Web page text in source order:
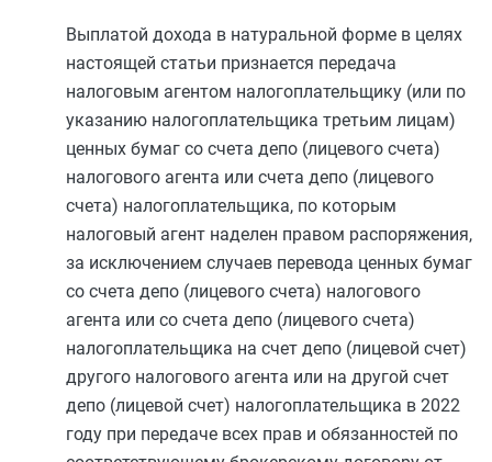
Выплатой дохода в натуральной форме в целях
настоящей статьи признается передача
налоговым агентом налогоплательщику (или по
указанию налогоплательщика третьим лицам)
ценных бумаг со счета депо (лицевого счета)
налогового агента или счета депо (лицевого
счета) налогоплательщика, по которым
налоговый агент наделен правом распоряжения,
за исключением случаев перевода ценных бумаг
со счета депо (лицевого счета) налогового
агента или со счета депо (лицевого счета)
налогоплательщика на счет депо (лицевой счет)
другого налогового агента или на другой счет
депо (лицевой счет) налогоплательщика в 2022
году при передаче всех прав и обязанностей по